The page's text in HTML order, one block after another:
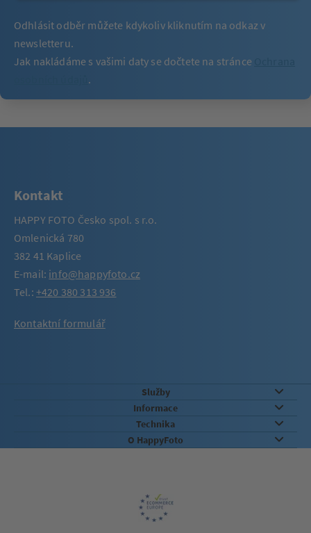
Odhlásit odběr můžete kdykoliv kliknutím na odkaz v
newsletteru.
Jak nakládáme s vašimi daty se dočtete na stránce
.
Kontakt
HAPPY FOTO Česko spol. s r.o.
Omlenická 780
382 41 Kaplice
E-mail: info@happyfoto.cz
Tel.: +420 380 313 936
Kontaktní formulář
Služby
Informace
Technika
O HappyFoto